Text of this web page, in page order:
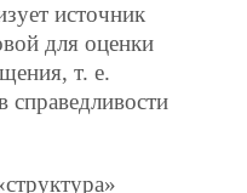
источник
для оценки
т. е.
справедливости